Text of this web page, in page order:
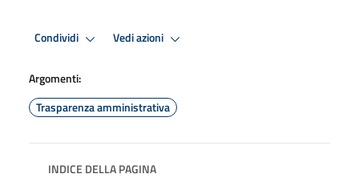
Condividi Vedi azioni
Argomenti:
Trasparenza amministrativa
INDICE DELLA PAGINA